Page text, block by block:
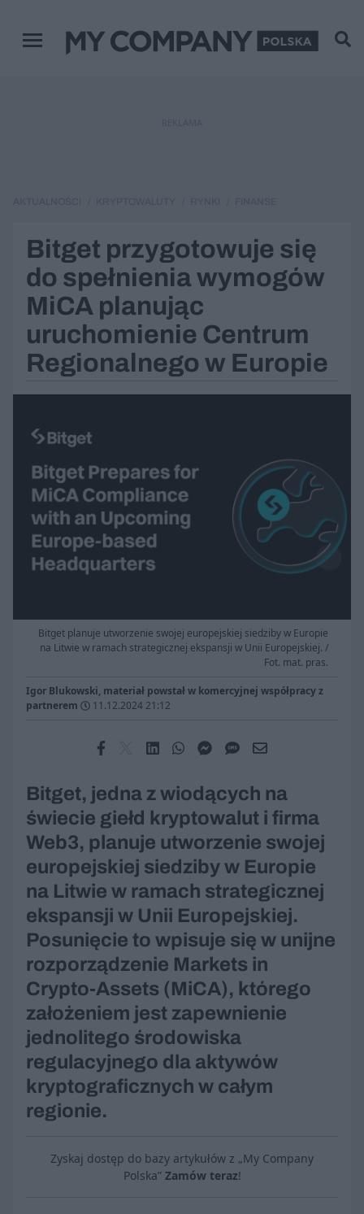
Menu główne
Bitget przygotowuje się
do spełnienia wymogów
MiCA planując
uruchomienie Centrum
Regionalnego w Europie
Bitget planuje utworzenie swojej europejskiej siedziby w Europie
na Litwie w ramach strategicznej ekspansji w Unii Europejskiej. /
Fot. mat. pras.
Igor Blukowski, materiał powstał w komercyjnej współpracy z
partnerem
11.12.2024 21:12
Bitget, jedna z wiodących na
świecie giełd kryptowalut i firma
Web3, planuje utworzenie swojej
europejskiej siedziby w Europie
na Litwie w ramach strategicznej
ekspansji w Unii Europejskiej.
Posunięcie to wpisuje się w unijne
rozporządzenie Markets in
Crypto-Assets (MiCA), którego
założeniem jest zapewnienie
jednolitego środowiska
regulacyjnego dla aktywów
kryptograficznych w całym
regionie.
Zyskaj dostęp do bazy artykułów z „My Company
Polska” Zamów teraz!